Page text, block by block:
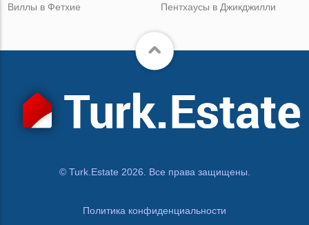
Виллы в Фетхие
Пентхаусы в Джикджилли
© Turk.Estate 2026. Все права защищены.
Политика конфиденциальности